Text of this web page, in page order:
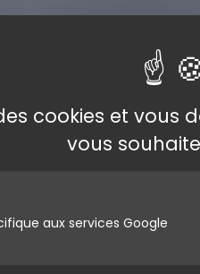
cookies et vous
vous
aux services Google